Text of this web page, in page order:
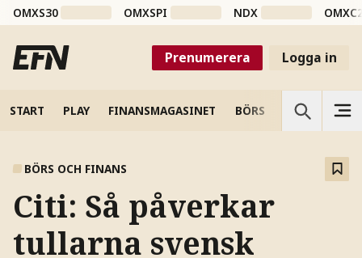
OMXS30 OMXSPI NDX
Prenumerera Logga in
START PLAY FINANSMAGASINET BÖRS VETENSKAP
BÖRS OCH FINANS
Citi: Så påverkar
tullarna svensk